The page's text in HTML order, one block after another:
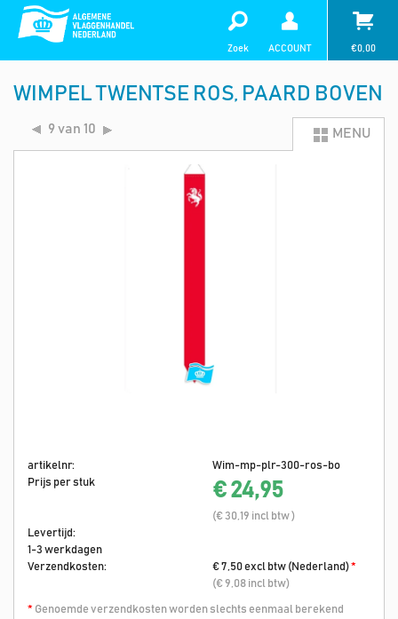
Zoek ACCOUNT €0,00
WIMPEL TWENTSE ROS, PAARD BOVEN
9 van 10 MENU
artikelnr:
Wim-mp-plr-300-ros-bo
Prijs per stuk
€ 24,95
(€ 30,19 incl btw )
Levertijd:
1-3 werkdagen
Verzendkosten:
€ 7,50 excl btw (Nederland)*
(€ 9,08 incl btw)
* Genoemde verzendkosten worden slechts eenmaal berekend